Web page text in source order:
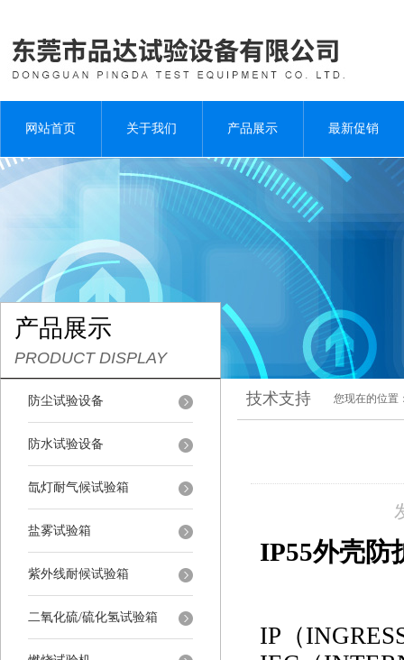
网站首页 关于我们 产品展示 最新促销
产品展示
PRODUCT DISPLAY
防尘试验设备
防水试验设备
氙灯耐气候试验箱
盐雾试验箱
紫外线耐候试验箱
二氧化硫/硫化氢试验箱
技术支持 您现在的位置
IP55外壳防
IP（